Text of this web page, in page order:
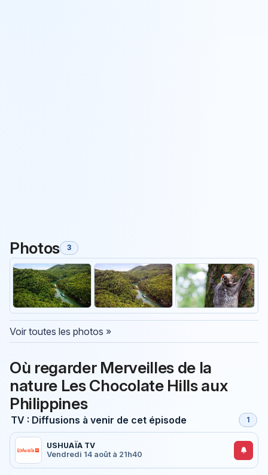
Photos 3
Voir toutes les photos »
Où regarder Merveilles de la
nature Les Chocolate Hills aux
Philippines
TV : Diffusions à venir de cet épisode 1
USHUAÏA TV
Vendredi 14 août à 21h40